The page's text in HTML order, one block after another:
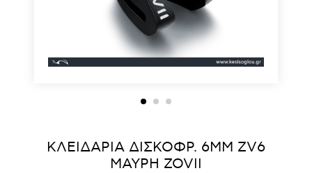
ΚΛΕΙΔΑΡΙΑ ΔΙΣΚΟΦΡ. 6MM ZV6
ΜΑΥΡΗ ZOVII